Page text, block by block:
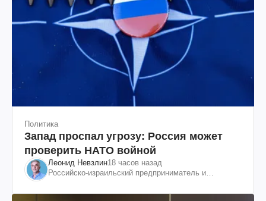
Политика
Запад проспал угрозу: Россия может
проверить НАТО войной
Леонид Невзлин18 часов назад
Российско-израильский предприниматель и
"ЮКОСа"